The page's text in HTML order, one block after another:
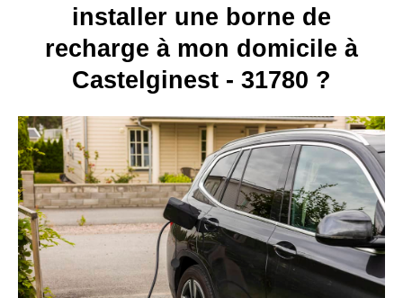
installer une borne de
recharge à mon domicile à
Castelginest - 31780 ?